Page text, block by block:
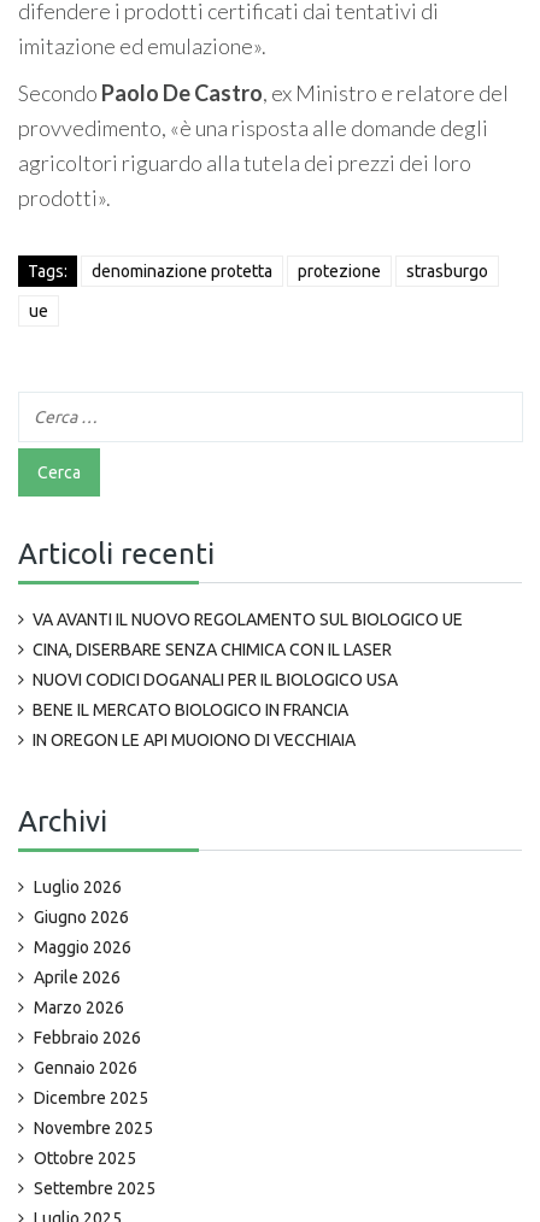
difendere i prodotti certificati dai tentativi di
imitazione ed emulazione».
Secondo Paolo De Castro, ex Ministro e relatore del
provvedimento, «è una risposta alle domande degli
agricoltori riguardo alla tutela dei prezzi dei loro
prodotti».
Tags: denominazione protetta protezione strasburgo
ue
Articoli recenti
VA AVANTI IL NUOVO REGOLAMENTO SUL BIOLOGICO UE
CINA, DISERBARE SENZA CHIMICA CON IL LASER
NUOVI CODICI DOGANALI PER IL BIOLOGICO USA
BENE IL MERCATO BIOLOGICO IN FRANCIA
IN OREGON LE API MUOIONO DI VECCHIAIA
Archivi
Luglio 2026
Giugno 2026
Maggio 2026
Aprile 2026
Marzo 2026
Febbraio 2026
Gennaio 2026
Dicembre 2025
Novembre 2025
Ottobre 2025
Settembre 2025